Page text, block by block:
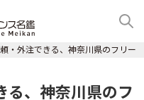
・外注できる、神奈川県のフリー
る、神奈川県のフ